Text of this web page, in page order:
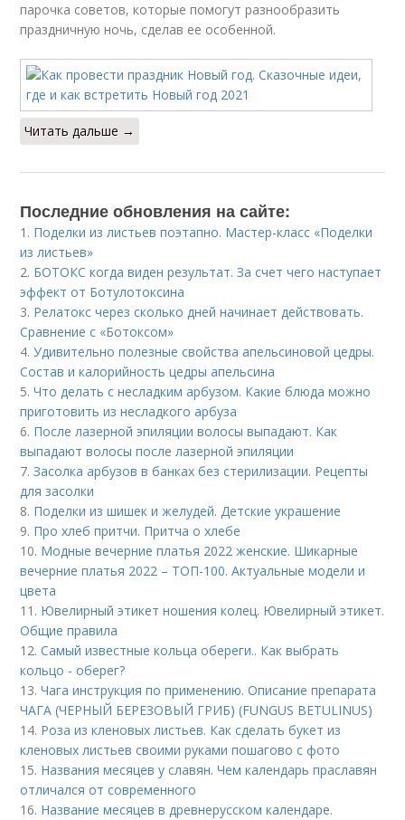
парочка советов, которые помогут разнообразить
праздничную ночь, сделав ее особенной.
Читать дальше →
Последние обновления на сайте:
1. Поделки из листьев поэтапно. Мастер-класс «Поделки
из листьев»
2. БОТОКС когда виден результат. За счет чего наступает
эффект от Ботулотоксина
3. Релатокс через сколько дней начинает действовать.
Сравнение с «Ботоксом»
4.Удивительно полезные свойства апельсиновой цедры.
Состав и калорийность цедры апельсина
5.Что делать с несладким арбузом. Какие блюда можно
приготовить из несладкого арбуза
6. После лазерной эпиляции волосы выпадают. Как
выпадают волосы после лазерной эпиляции
7.Засолка арбузов в банках без стерилизации. Рецепты
для засолки
8. Поделки из шишек и желудей. Детские украшение
9. Про хлеб притчи. Притча о хлебе
10. Модные вечерние платья 2022 женские. Шикарные
вечерние платья 2022 – ТОП-100. Актуальные модели и
цвета
11. Ювелирный этикет ношения колец. Ювелирный этикет.
Общие правила
12.Самый известные кольца обереги.. Как выбрать
кольцо - оберег?
13.Чага инструкция по применению. Описание препарата
ЧАГА (ЧЕРНЫЙ БЕРЕЗОВЫЙ ГРИБ) (FUNGUS BETULINUS)
14. Роза из кленовых листьев. Как сделать букет из
кленовых листьев своими руками пошагово с фото
15. Названия месяцев у славян. Чем календарь праславян
отличался от современного
16. Название месяцев в древнерусском календаре.